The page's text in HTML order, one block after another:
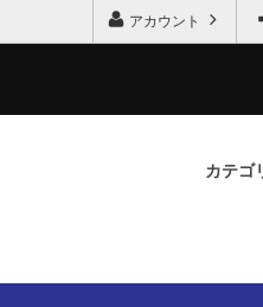
アカウント
カテゴ